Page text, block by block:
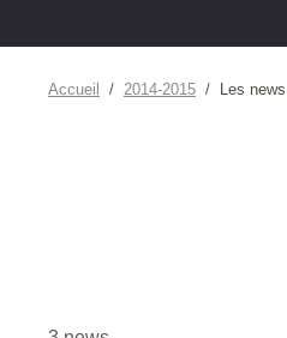
Accueil 2014-2015 Les news